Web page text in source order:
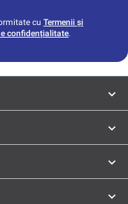
cu Termenii și
confidențialitate.